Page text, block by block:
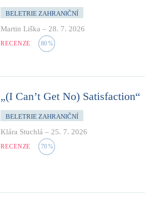
BELETRIE ZAHRANIČNÍ
Martin Liška – 28. 7. 2026
RECENZE 80%
„(I Can’t Get No) Satisfaction“
BELETRIE ZAHRANIČNÍ
Klára Stuchlá – 25. 7. 2026
RECENZE 70%